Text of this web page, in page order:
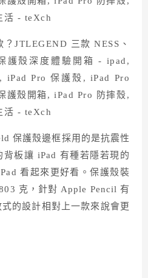
保護殼邊框採用的是抗震性
板讓 iPad 有種若隱若現的
看起來更好看。保護殼裝
克，針對 Apple Pencil 有
的設計相對上一款來說會更